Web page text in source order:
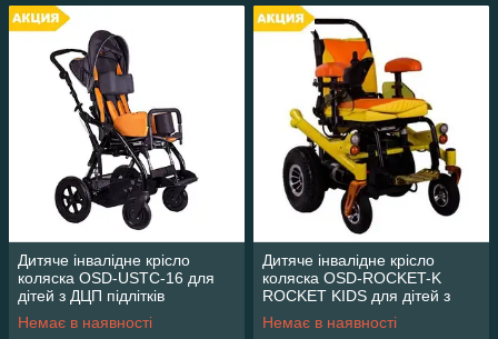
Дитяче інвалідне крісло
коляска OSD-USTC-16 для
дітей з ДЦП підлітків
Немає в наявності
Дитяче інвалідне крісло
коляска OSD-ROCKET-K
ROCKET KIDS для дітей з
ДЦП підлітків
Немає в наявності